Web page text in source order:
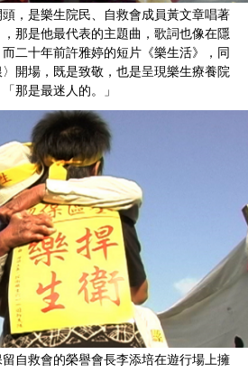
頭，是樂生院民、自救會成員黃文章唱著
那是他最代表的主題曲，歌詞也像在隱
二十年前許雅婷的短片《樂生活》，同
開場，既是致敬，也是呈現樂生療養院
那是最迷人的。」
留自救會的榮譽會長李添培在遊行場上擁